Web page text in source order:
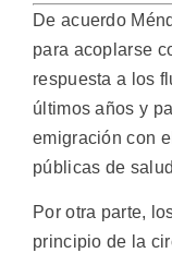
De acuerdo
para acoplarse
respuesta a los
últimos años y
emigración con
públicas de
Por otra parte,
principio de la